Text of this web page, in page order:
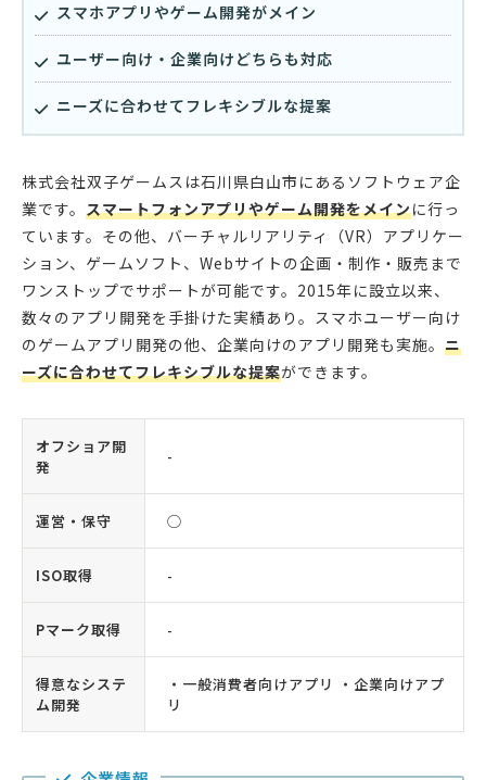
スマホアプリやゲーム開発がメイン
ユーザー向け・企業向けどちらも対応
ニーズに合わせてフレキシブルな提案
株式会社双子ゲームスは石川県白山市にあるソフトウェア企
業です。 スマートフォンアプリやゲーム開発をメインに行っ
ています。その他、バーチャルリアリティ（VR）アプリケー
ション、ゲームソフト、Webサイトの企画・制作・販売まで
ワンストップでサポートが可能です。2015年に設立以来、
数々のアプリ開発を手掛けた実績あり。スマホユーザー向け
のゲームアプリ開発の他、企業向けのアプリ開発も実施。 ニ
ーズに合わせてフレキシブルな提案ができます。
オフショア開
発
-
運営・保守 ◯
ISO取得 -
Pマーク取得 -
得意なシステ
ム開発
・一般消費者向けアプリ ・企業向けアプ
リ